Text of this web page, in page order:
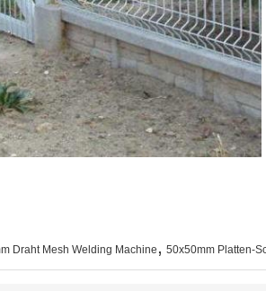
Draht Mesh Welding Machine , 50x50mm Platten-